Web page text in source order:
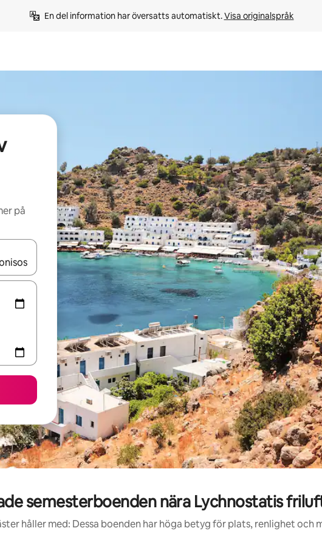
En del information har översatts automatiskt. Visa originalspråk
på
med upp- och nedåtpilarna eller utforska genom att trycka eller svepa.
semesterboenden nära Lychnostatis
håller med: Dessa boenden har höga betyg för plats, renlighet och